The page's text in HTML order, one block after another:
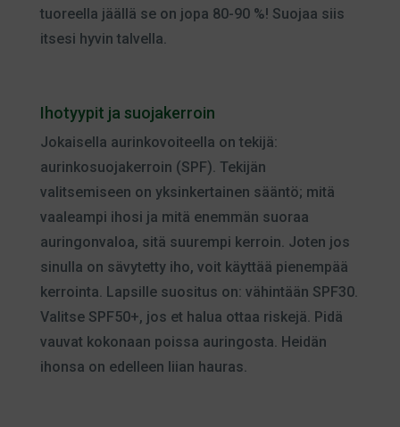
tuoreella jäällä se on jopa 80-90 %! Suojaa siis
itsesi hyvin talvella.
Ihotyypit ja suojakerroin
Jokaisella aurinkovoiteella on tekijä:
aurinkosuojakerroin (SPF). Tekijän
valitsemiseen on yksinkertainen sääntö; mitä
vaaleampi ihosi ja mitä enemmän suoraa
auringonvaloa, sitä suurempi kerroin. Joten jos
sinulla on sävytetty iho, voit käyttää pienempää
kerrointa. Lapsille suositus on: vähintään SPF30.
Valitse SPF50+, jos et halua ottaa riskejä. Pidä
vauvat kokonaan poissa auringosta. Heidän
ihonsa on edelleen liian hauras.